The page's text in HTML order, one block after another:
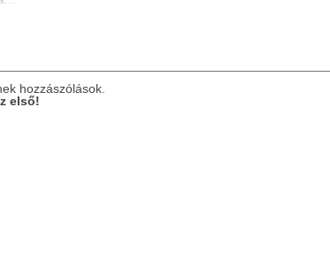
hozzászólások.
első!